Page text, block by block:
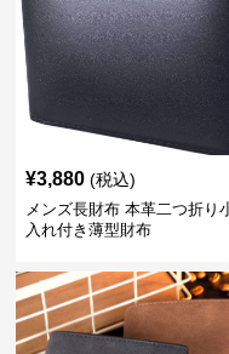
¥3,880 (税込)
メンズ長財布 本革二つ折り
入れ付き薄型財布